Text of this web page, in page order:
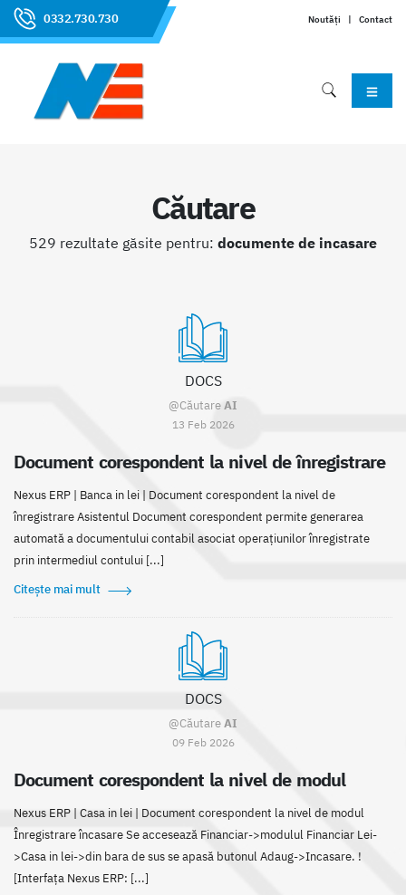
0332.730.730 Noutăți | Contact
Căutare
529 rezultate găsite pentru: documente de incasare
DOCS
@CăutareAI
13 Feb 2026
Document corespondent la nivel de înregistrare
Nexus ERP | Banca in lei | Document corespondent la nivel de
înregistrare Asistentul Document corespondent permite generarea
automată a documentului contabil asociat operațiunilor înregistrate
prin intermediul contului [...]
Citește mai mult
DOCS
@CăutareAI
09 Feb 2026
Document corespondent la nivel de modul
Nexus ERP | Casa in lei | Document corespondent la nivel de modul
Înregistrare încasare Se accesează Financiar->modulul Financiar Lei-
>Casa in lei->din bara de sus se apasă butonul Adaug->Incasare. !
[Interfața Nexus ERP: [...]